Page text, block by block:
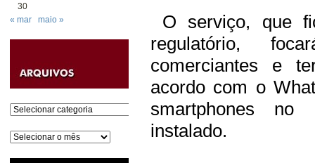
30
« mar
maio »
Categorias
Arquivos
O serviço, que
regulatório,
comerciantes e
acordo com o
smartphones no
instalado.